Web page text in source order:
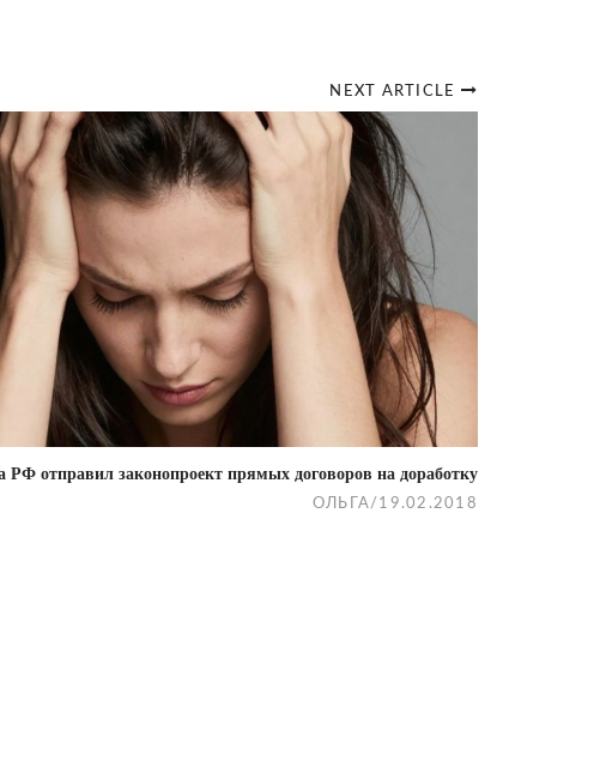
NEXT ARTICLE
РФ отправил законопроект прямых договоров на доработку
ОЛЬГА / 19.02.2018